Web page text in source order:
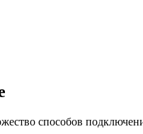
способов